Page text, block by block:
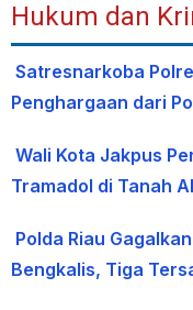
Hukum dan
Satresnarkoba
Penghargaan dari
Wali Kota Jakpus
Tramadol di Tanah
Polda Riau
Bengkalis, Tiga